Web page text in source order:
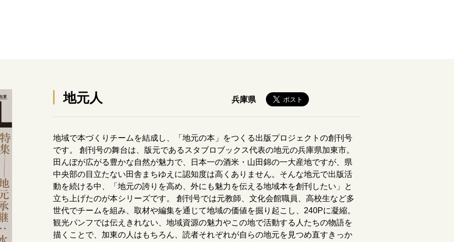
地元人 兵庫県
地域で本づくりチームを結成し、「地元の本」をつくる出版プロジェクトの創刊号
です。 創刊号の舞台は、版元であるスタブロブックス代表の地元の兵庫県加東市。
田んぼが広がる豊かな自然が魅力で、日本一の酒米・山田錦の一大産地ですが、県
中央部の目立たない田舎まちゆえに認知度は高くありません。そんな地元で出版活
動を続ける中、「地元の誇りを高め、外にも魅力を伝える地域本を創刊したい」と
立ち上げたのが本シリーズです。 創刊号では元教師、文化会館職員、高校生など多
世代でチームを組み、取材や編集を通じて地域の価値を掘り起こし、240Pに凝縮。
観光パンフでは伝えきれない、地域資源の魅力やこの地で活動する人たちの物語を
描くことで、加東の人はもちろん、読者それぞれが自らの地元を見つめ直すきっか